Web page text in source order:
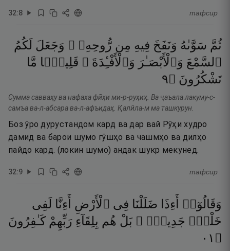
32:8 тафсир
ثُمَّ سَوَّىٰهُ وَنَفَخَ فِيهِ مِن رُّوحِهِۦ ۖ وَجَعَلَ لَكُمُ
ٱلسَّمْعَ وَٱلْأَبْصَـٰرَ وَٱلْأَفْـِٔدَةَ ۚ قَلِيلًۭا مَّا
تَشْكُرُونَ ۝٩
Сумма савваҳу ва нафаха фӣҳи ми-р-руҳиҳ. Ва ҷаъала лакуму-с-
самъа ва-л-абсара ва-л-афъидаҳ. Қалӣла-м ма ташкурун.
Боз ӯро дурустандом кард ва дар вай Рӯҳи худро
дамид ва барои шумо гӯшҳо ва чашмҳо ва дилҳо
пайдо кард. (локин шумо) андак шукр мекунед.
32:9 тафсир
وَقَالُوٓا۟ أَءِذَا ضَلَلْنَا فِى ٱلْأَرْضِ أَءِنَّا لَفِى
خَلْقٍۢ جَدِيدٍۭ ۚ بَلْ هُم بِلِقَآءِ رَبِّهِمْ كَـٰفِرُونَ
۝ ١٠